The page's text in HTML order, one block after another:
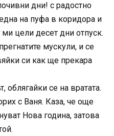
дни! с радостно
на пуфа в коридора и
цели десет дни отпуск.
мускули, и се
си как ще прекара
се на вратата.
с Ваня. Каза, че още
Нова година, затова